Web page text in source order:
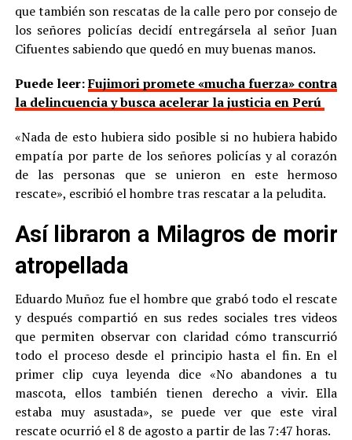
que también son rescatas de la calle pero por consejo de
los señores policías decidí entregársela al señor Juan
Cifuentes sabiendo que quedó en muy buenas manos.
Puede leer:Fujimori promete «mucha fuerza» contra
la delincuencia y busca acelerar la justicia en Perú
«Nada de esto hubiera sido posible si no hubiera habido
empatía por parte de los señores policías y al corazón
de las personas que se unieron en este hermoso
rescate», escribió el hombre tras rescatar a la peludita.
Así libraron a Milagros de morir
atropellada
Eduardo Muñoz fue el hombre que grabó todo el rescate
y después compartió en sus redes sociales tres videos
que permiten observar con claridad cómo transcurrió
todo el proceso desde el principio hasta el fin. En el
primer clip cuya leyenda dice «No abandones a tu
mascota, ellos también tienen derecho a vivir. Ella
estaba muy asustada», se puede ver que este viral
rescate ocurrió el 8 de agosto a partir de las 7:47 horas.